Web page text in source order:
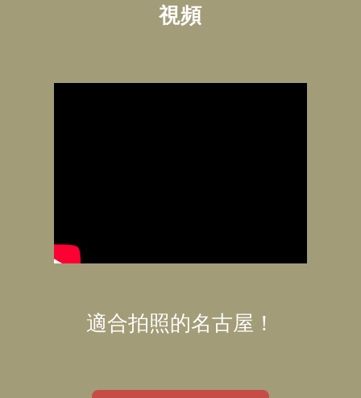
視頻
適合拍照的名古屋！